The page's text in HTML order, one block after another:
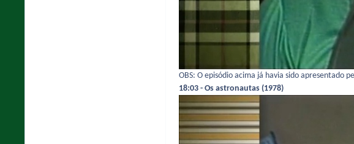
OBS: O episódio acima já havia sido apresentado
18:03 - Os astronautas (1978)